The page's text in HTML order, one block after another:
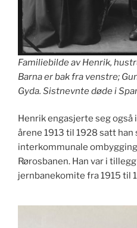
Familiebilde av Henrik,
Barna er bak fra venstre;
Gyda. Sistnevnte døde i
Henrik engasjerte seg også
årene 1913 til 1928 satt han
interkommunale
Rørosbanen. Han var i
jernbanekomite fra 1915 til